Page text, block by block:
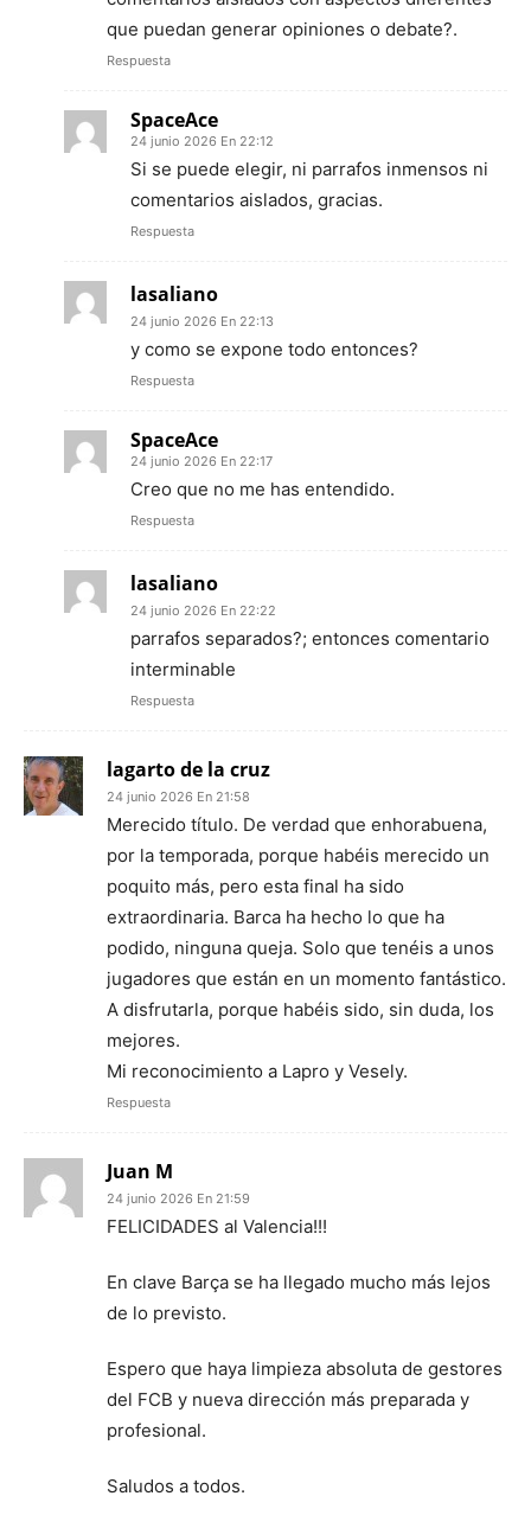
que puedan generar opiniones o debate?.
Respuesta
SpaceAce
24 junio 2026 En 22:12
Si se puede elegir, ni parrafos inmensos ni
comentarios aislados, gracias.
Respuesta
lasaliano
24 junio 2026 En 22:13
y como se expone todo entonces?
Respuesta
SpaceAce
24 junio 2026 En 22:17
Creo que no me has entendido.
Respuesta
lasaliano
24 junio 2026 En 22:22
parrafos separados?; entonces comentario
interminable
Respuesta
lagarto de la cruz
24 junio 2026 En 21:58
Merecido título. De verdad que enhorabuena,
por la temporada, porque habéis merecido un
poquito más, pero esta final ha sido
extraordinaria. Barca ha hecho lo que ha
podido, ninguna queja. Solo que tenéis a unos
jugadores que están en un momento fantástico.
A disfrutarla, porque habéis sido, sin duda, los
mejores.
Mi reconocimiento a Lapro y Vesely.
Respuesta
Juan M
24 junio 2026 En 21:59
FELICIDADES al Valencia!!!
En clave Barça se ha llegado mucho más lejos
de lo previsto.
Espero que haya limpieza absoluta de gestores
del FCB y nueva dirección más preparada y
profesional.
Saludos a todos.